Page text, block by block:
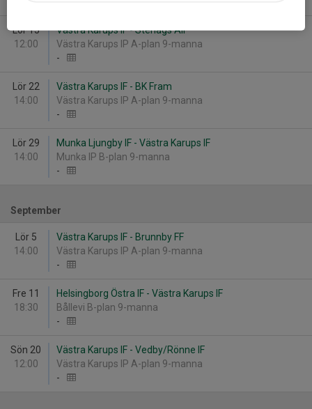
Lör 15
12:00
Västra Karups IF - Stehags AIF
Västra Karups IP A-plan 9-manna
-
Lör 22
14:00
Västra Karups IF - BK Fram
Västra Karups IP A-plan 9-manna
-
Lör 29
14:00
Munka Ljungby IF - Västra Karups IF
Munka IP B-plan 9-manna
-
September
Lör 5
14:00
Västra Karups IF - Brunnby FF
Västra Karups IP A-plan 9-manna
-
Fre 11
18:30
Helsingborg Östra IF - Västra Karups IF
Bållevi B-plan 9-manna
-
Sön 20
12:00
Västra Karups IF - Vedby/Rönne IF
Västra Karups IP A-plan 9-manna
-